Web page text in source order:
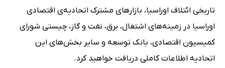
تاریخی ائتلاف اوراسیا، بازارهای مشترک اتحادیه‌ی اقتصادی
اوراسیا در زمینه‌های اشتغال، برق، نفت و گاز، چیستی شورای
کمیسیون اقتصادی، بانک توسعه و سایر بخش‌های این
اتحادیه اطلاعات کاملی دریافت خواهید کرد.